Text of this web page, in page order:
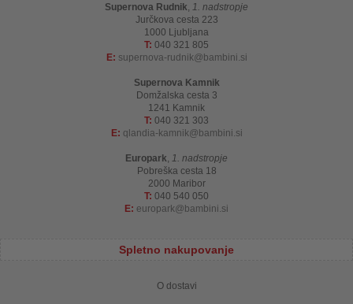
Supernova Rudnik
1. nadstropje
Jurčkova cesta 223
1000 Ljubljana
T: 040 321 805
E: supernova-rudnik bambini.si
Supernova Kamnik
Domžalska cesta 3
1241 Kamnik
T: 040 321 303
E: qlandia-kamnik bambini.si
Europark
1. nadstropje
Pobreška cesta 18
2000 Maribor
T: 040 540 050
E: europark bambini.si
Spletno nakupovanje
O dostavi